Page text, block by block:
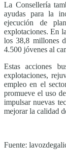
La Consellería
ayudas para la
ejecución de
explotaciones. En
los 38,8 millones
4.500 jóvenes al
Estas acciones
explotaciones,
empleo en el
promueve el uso
impulsar nuevas
mejorar la calidad
Fuente: